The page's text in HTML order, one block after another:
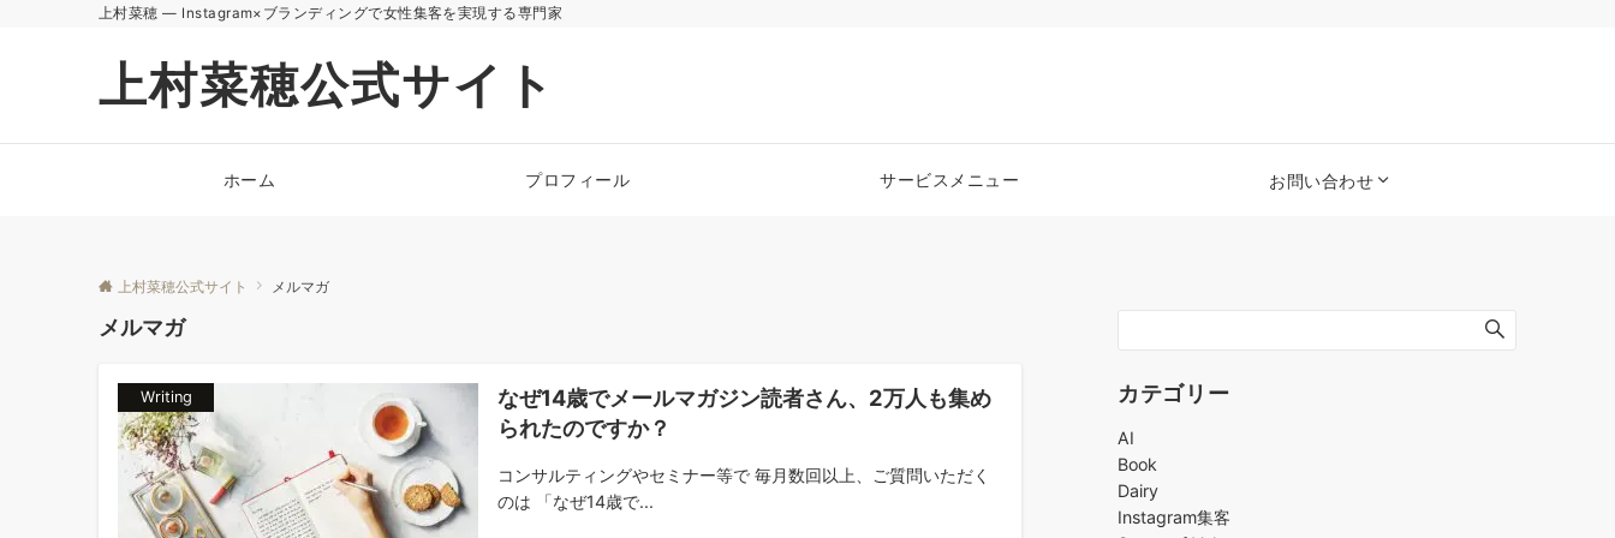
上村菜穂 — Instagram×ブランディングで女性集客を実現する専門家
上村菜穂公式サイト
ホーム プロフィール サービスメニュー お問い合わせ
上村菜穂公式サイト メルマガ
メルマガ
Writing
なぜ14歳でメールマガジン読者さん、2万人も集め
られたのですか？
コンサルティングやセミナー等で 毎月数回以上、ご質問いただく
のは 「なぜ14歳で...
カテゴリー
AI
Book
Dairy
Instagram集客